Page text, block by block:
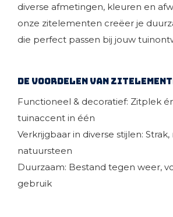
diverse afmetingen, kleuren en
onze zitelementen creëer je
die perfect passen bij jouw
De voordelen van
Functioneel & decoratief: Zitplek
tuinaccent in één
Verkrijgbaar in diverse stijlen:
natuursteen
Duurzaam: Bestand tegen weer,
gebruik